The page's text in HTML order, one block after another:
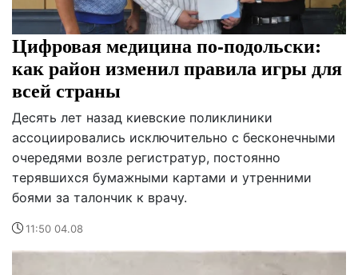
Цифровая медицина по-подольски:
как район изменил правила игры для
всей страны
Десять лет назад киевские поликлиники
ассоциировались исключительно с бесконечными
очередями возле регистратур, постоянно
терявшихся бумажными картами и утренними
боями за талончик к врачу.
11:50 04.08